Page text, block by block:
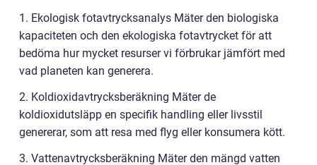
1. Ekologisk fotavtrycksanalys Mäter den biologiska
kapaciteten och den ekologiska fotavtrycket för att
bedöma hur mycket resurser vi förbrukar jämfört med
vad planeten kan generera.
2. Koldioxidavtrycksberäkning Mäter de
koldioxidutsläpp en specifik handling eller livsstil
genererar, som att resa med flyg eller konsumera kött.
3. Vattenavtrycksberäkning Mäter den mängd vatten